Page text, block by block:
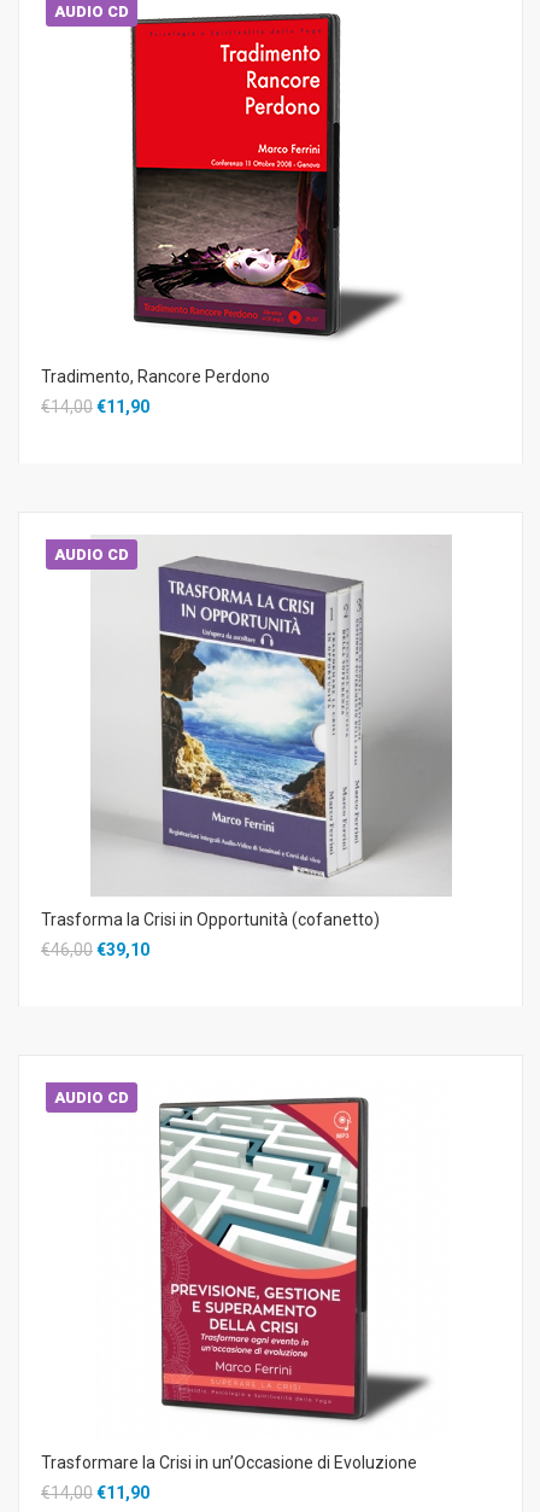
AUDIO CD
Tradimento, Rancore Perdono
€14,00€11,90
AUDIO CD
Trasforma la Crisi in Opportunità (cofanetto)
€46,00€39,10
AUDIO CD
Trasformare la Crisi in un’Occasione di Evoluzione
€14,00€11,90